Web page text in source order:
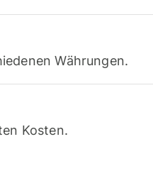
Währungen.
Kosten.